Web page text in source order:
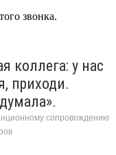
звонка.
коллега: у нас
приходи.
сопровождению